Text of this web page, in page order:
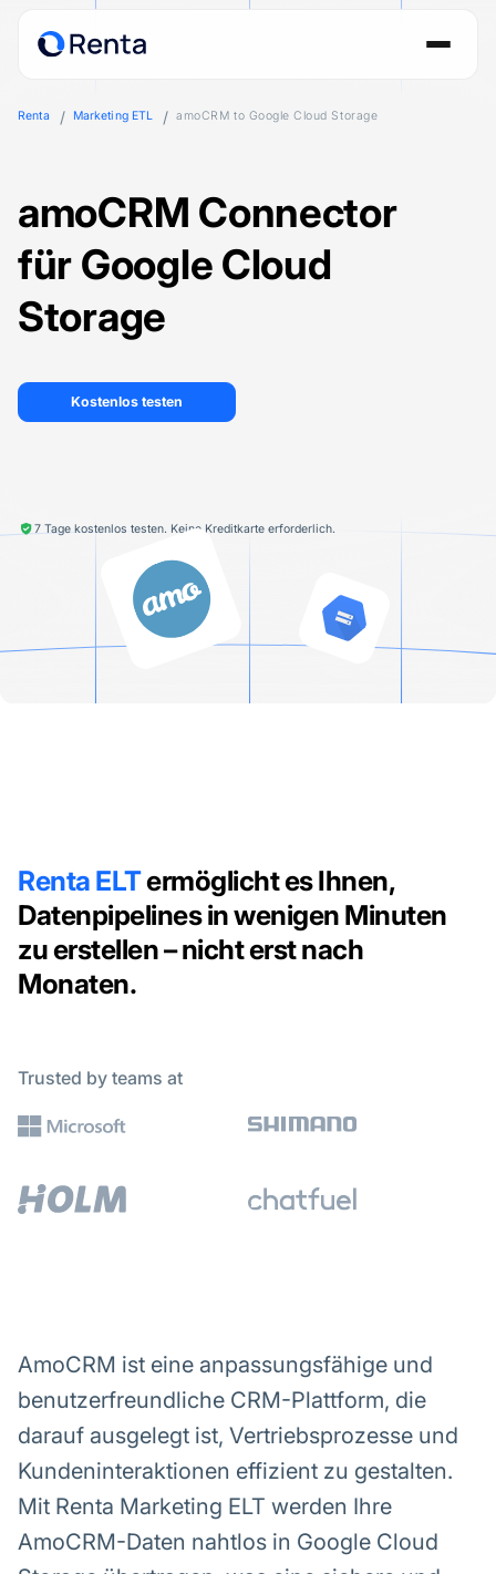
Renta Marketing ETL amoCRM to Google Cloud Storage
amoCRM Connector
für Google Cloud
Storage
Kostenlos testen
7 Tage kostenlos testen. Keine Kreditkarte erforderlich.
Renta ELTermöglicht es Ihnen,
Datenpipelines in wenigen Minuten
zu erstellen – nicht erst nach
Monaten.
Trusted by teams at
AmoCRM ist eine anpassungsfähige und
benutzerfreundliche CRM-Plattform, die
darauf ausgelegt ist, Vertriebsprozesse und
Kundeninteraktionen effizient zu gestalten.
Mit Renta Marketing ELT werden Ihre
AmoCRM-Daten nahtlos in Google Cloud